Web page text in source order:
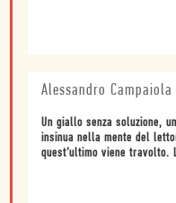
Alessandro Campaiola
Un giallo senza soluzione,
insinua nella mente del
quest’ultimo viene travolto.